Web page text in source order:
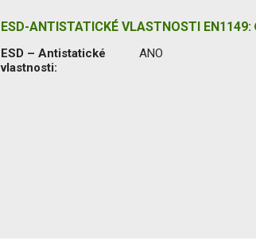
ESD-ANTISTATICKÉ VLASTNOSTI EN1149:
ESD – Antistatické
vlastnosti:
ANO